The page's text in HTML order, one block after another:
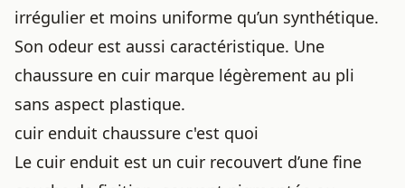
irrégulier et moins uniforme qu’un synthétique.
Son odeur est aussi caractéristique. Une
chaussure en cuir marque légèrement au pli
sans aspect plastique.
cuir enduit chaussure c'est quoi
Le cuir enduit est un cuir recouvert d’une fine